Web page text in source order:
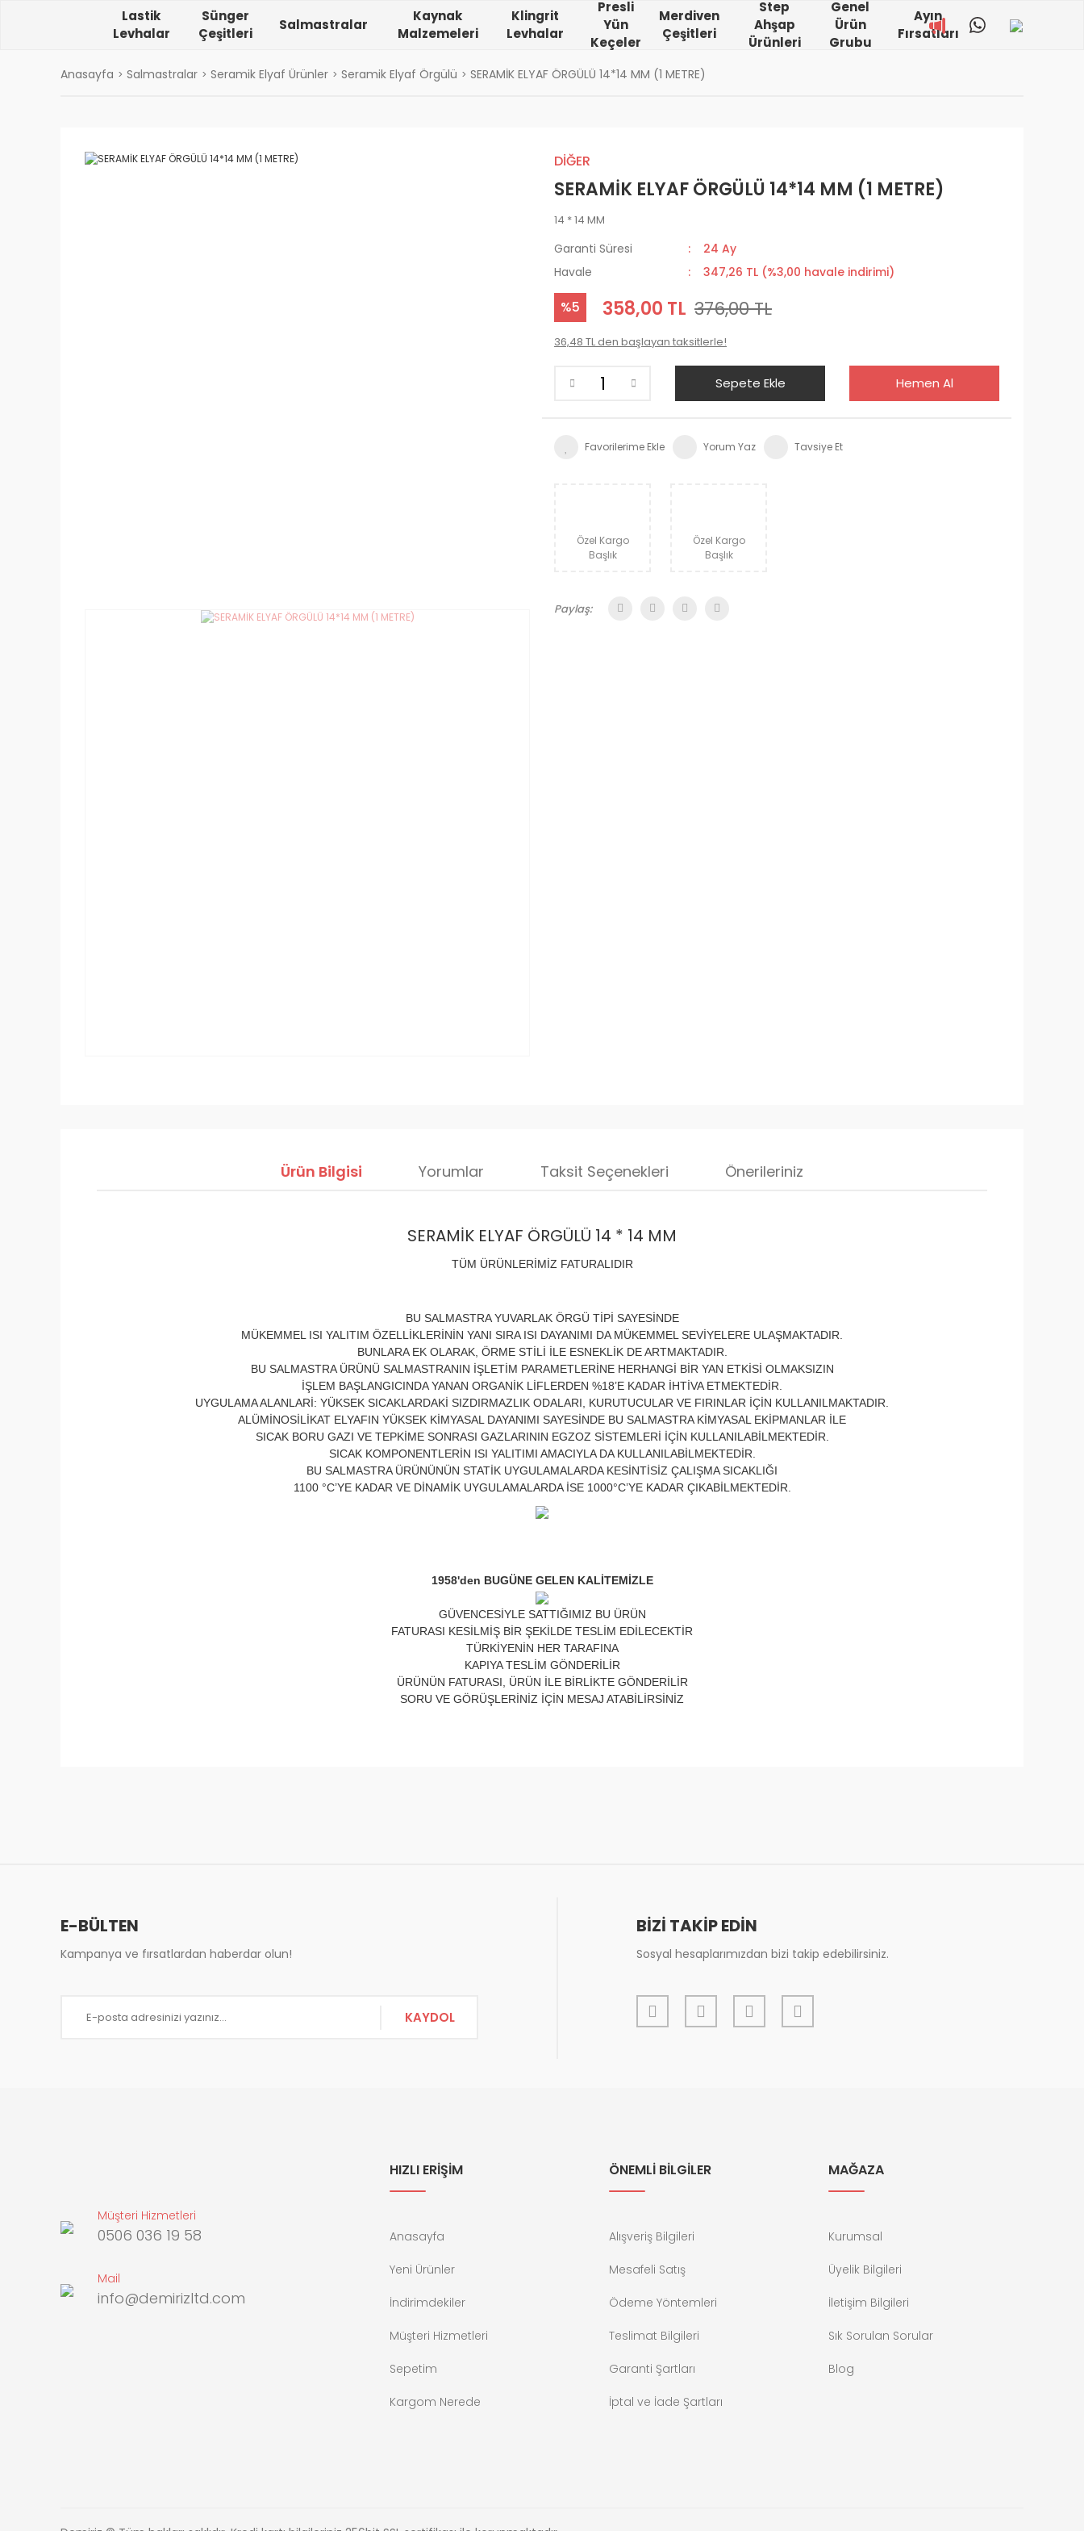
Lastik
Levhalar
Sünger
Çeşitleri
Salmastralar
Kaynak
Malzemeleri
Klingrit
Levhalar
Presli
Yün
Keçeler
Merdiven
Çeşitleri
Step
Ahşap
Ürünleri
Genel
Ürün
Grubu
Ayın
Fırsatları
Anasayfa Salmastralar Seramik Elyaf Ürünler Seramik Elyaf Örgülü SERAMİK ELYAF ÖRGÜLÜ 14*14 MM (1 METRE)
DİĞER
SERAMİK ELYAF ÖRGÜLÜ 14*14 MM (1 METRE)
14 * 14 MM
Garanti Süresi
24 Ay
Havale
347,26 TL (%3,00 havale indirimi)
%5 358,00 TL 376,00 TL
36,48 TL den başlayan taksitlerle!
Sepete Ekle Hemen Al
Yorum Yaz Tavsiye Et
Özel Kargo
Başlık
Özel Kargo
Başlık
Paylaş:
Ürün Bilgisi Yorumlar Taksit Seçenekleri Önerileriniz
SERAMİK ELYAF ÖRGÜLÜ 14 * 14 MM
TÜM ÜRÜNLERİMİZ FATURALIDIR
BU SALMASTRA YUVARLAK ÖRGÜ TİPİ SAYESİNDE
MÜKEMMEL ISI YALITIM ÖZELLİKLERİNİN YANI SIRA ISI DAYANIMI DA MÜKEMMEL SEVİYELERE ULAŞMAKTADIR.
BUNLARA EK OLARAK, ÖRME STİLİ İLE ESNEKLİK DE ARTMAKTADIR.
BU SALMASTRA ÜRÜNÜ SALMASTRANIN İŞLETİM PARAMETLERİNE HERHANGİ BİR YAN ETKİSİ OLMAKSIZIN
İŞLEM BAŞLANGICINDA YANAN ORGANİK LİFLERDEN %18’E KADAR İHTİVA ETMEKTEDİR.
UYGULAMA ALANLARİ: YÜKSEK SICAKLARDAKİ SIZDIRMAZLIK ODALARI, KURUTUCULAR VE FIRINLAR İÇİN KULLANILMAKTADIR.
ALÜMİNOSİLİKAT ELYAFIN YÜKSEK KİMYASAL DAYANIMI SAYESİNDE BU SALMASTRA KİMYASAL EKİPMANLAR İLE
SICAK BORU GAZI VE TEPKİME SONRASI GAZLARININ EGZOZ SİSTEMLERİ İÇİN KULLANILABİLMEKTEDİR.
SICAK KOMPONENTLERİN ISI YALITIMI AMACIYLA DA KULLANILABİLMEKTEDİR.
BU SALMASTRA ÜRÜNÜNÜN STATİK UYGULAMALARDA KESİNTİSİZ ÇALIŞMA SICAKLIĞI
1100 °C’YE KADAR VE DİNAMİK UYGULAMALARDA İSE 1000°C’YE KADAR ÇIKABİLMEKTEDİR.
1958'den BUGÜNE GELEN KALİTEMİZLE
GÜVENCESİYLE SATTIĞIMIZ BU ÜRÜN
FATURASI KESİLMİŞ BİR ŞEKİLDE TESLİM EDİLECEKTİR
TÜRKİYENİN HER TARAFINA
KAPIYA TESLİM GÖNDERİLİR
ÜRÜNÜN FATURASI, ÜRÜN İLE BİRLİKTE GÖNDERİLİR
SORU VE GÖRÜŞLERİNİZ İÇİN MESAJ ATABİLİRSİNİZ
Bu ürüne benzer farklı alternatifler olmalı.
E-BÜLTEN
Kampanya ve fırsatlardan haberdar olun!
KAYDOL
BİZİ TAKİP EDİN
Sosyal hesaplarımızdan bizi takip edebilirsiniz.
Müşteri Hizmetleri
0506 036 19 58
Mail
info@demirizltd.com
HIZLI ERİŞİM
Anasayfa
Yeni Ürünler
İndirimdekiler
Müşteri Hizmetleri
Sepetim
Kargom Nerede
ÖNEMLİ BİLGİLER
Alışveriş Bilgileri
Mesafeli Satış
Ödeme Yöntemleri
Teslimat Bilgileri
Garanti Şartları
İptal ve İade Şartları
MAĞAZA
Kurumsal
Üyelik Bilgileri
İletişim Bilgileri
Sık Sorulan Sorular
Blog